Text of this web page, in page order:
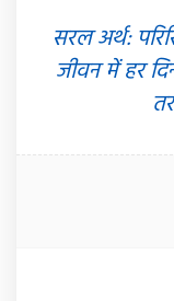
सरल अर्थ:
जीवन में हर